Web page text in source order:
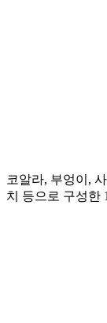
코알라, 부엉이,
치 등으로 구성한